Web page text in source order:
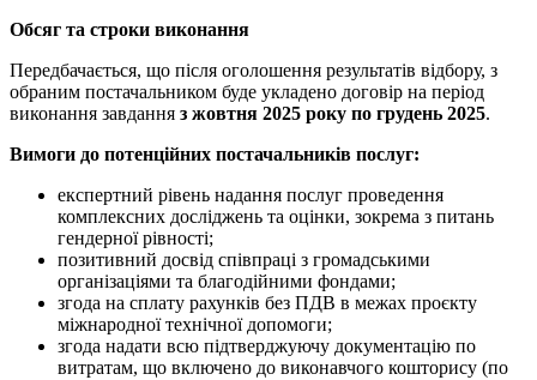
Обсяг та строки виконання
Передбачається, що після оголошення результатів відбору, з
обраним постачальником буде укладено договір на період
виконання завдання з жовтня 2025 року по грудень 2025.
Вимоги до потенційних постачальників послуг:
експертний рівень надання послуг проведення
комплексних досліджень та оцінки, зокрема з питань
гендерної рівності;
позитивний досвід співпраці з громадськими
організаціями та благодійними фондами;
згода на сплату рахунків без ПДВ в межах проєкту
міжнародної технічної допомоги;
згода надати всю підтверджуючу документацію по
витратам, що включено до виконавчого кошторису (по